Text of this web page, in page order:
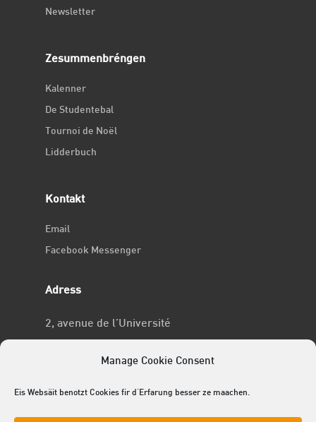
Manage Cookie Consent
Eis Websäit benotzt Cookies fir d'Erfarung besser ze maachen.
Newsletter
Zesummenbréngen
Kalenner
De Studentebal
Tournoi de Noël
Lidderbuch
Kontakt
Email
Facebook Messenger
Adress
2, avenue de l’Université
No RCSL